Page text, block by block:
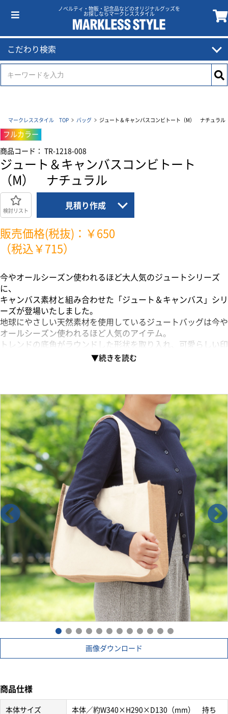
ノベルティ・物販・記念品などのオリジナルグッズを
お探しならマークレススタイル
こだわり検索
マークレススタイル TOP バッグ ジュート＆キャンバスコンビトート（M） ナチュラル
フルカラー
商品コード： TR-1218-008
ジュート＆キャンバスコンビトート
（M） ナチュラル
検討リスト
見積り作成
販売価格(税抜)：￥650
（税込￥715）
今やオールシーズン使われるほど大人気のジュートシリーズ
に、
キャンバス素材と組み合わせた「ジュート＆キャンバス」シリ
ーズが登場いたしました。
地球にやさしい天然素材を使用しているジュートバッグは今や
オールシーズン使われるほど人気のアイテム。
トレンドの底角がラウンドした形状を取り入れ、可愛らしい印
象のバックになりました。
がぴったり入るサイズ感。ショルダーバックとしても活用でき
ます。
キャンバス素材と組み合わせたことで、細かい線の名入れが可
能です。
熱転写でフルカラー印刷が可能ですので、ノベルティ・物販品
と幅広い案件でご利用いただけます。
画像ダウンロード
商品仕様
本体サイズ
本体／約W340×H290×D130（mm） 持ち